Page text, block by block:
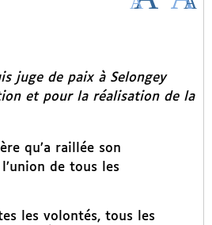
juge de paix à Selongey
et pour la réalisation de la
qu’a raillée son
de tous les
les volontés, tous les